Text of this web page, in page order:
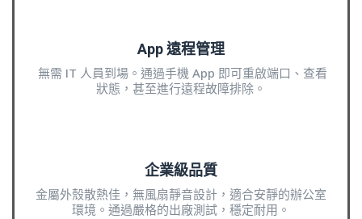
App 遠程管理
無需 IT 人員到場。通過手機 App 即可重啟端口、查看
狀態，甚至進行遠程故障排除。
企業級品質
金屬外殼散熱佳，無風扇靜音設計，適合安靜的辦公室
環境。通過嚴格的出廠測試，穩定耐用。